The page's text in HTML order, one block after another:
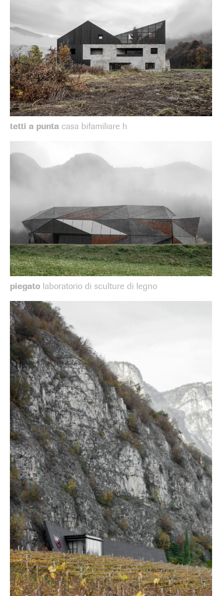
tetti a punta casa bifamiliare h
piegato laboratorio di sculture di legno